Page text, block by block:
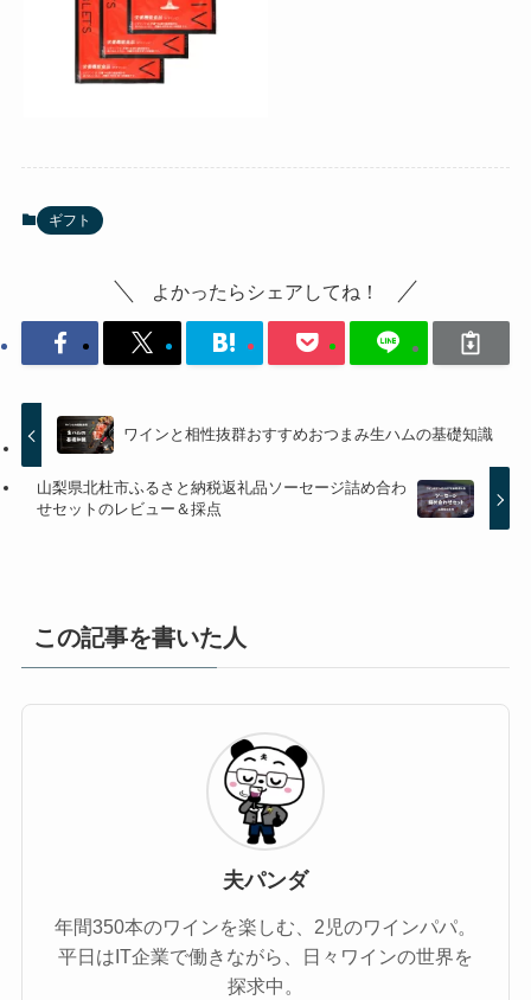
ギフト
よかったらシェアしてね！
ワインと相性抜群おすすめおつまみ生ハムの基礎知識
山梨県北杜市ふるさと納税返礼品ソーセージ詰め合わ
せセットのレビュー＆採点
この記事を書いた人
夫パンダ
年間350本のワインを楽しむ、2児のワインパパ。
平日はIT企業で働きながら、日々ワインの世界を
探求中。